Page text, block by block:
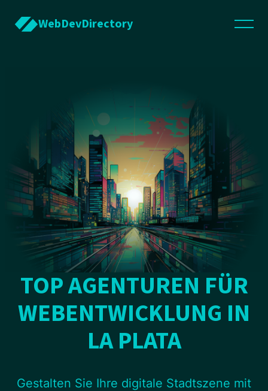
WebDevDirectory
TOP AGENTUREN FÜR
WEBENTWICKLUNG IN
LA PLATA
Gestalten Sie Ihre digitale Stadtszene mit